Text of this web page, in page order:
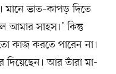
ভাত–কাপড় দিতে
আমার সাহস।’ কিন্তু
কাজ করতে পারেন না।
দিয়েছেন। আর তাঁরা মা-